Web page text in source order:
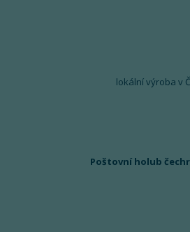
lokální výroba v
Poštovní holub